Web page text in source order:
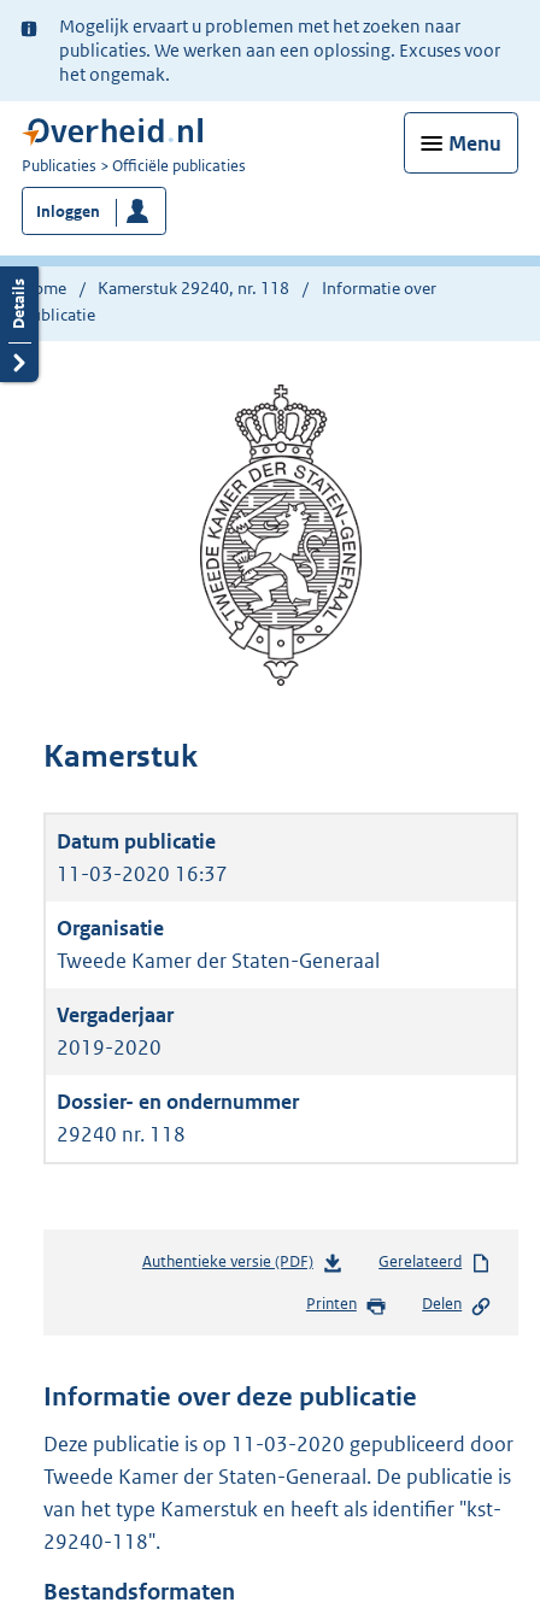
Ter
informatie:
Mogelijk ervaart u problemen met het zoeken naar
publicaties. We werken aan een oplossing. Excuses voor
het ongemak.
Menu
U
bent
nu
hier:
Publicaties Officiële publicaties
Inloggen
Home Kamerstuk 29240, nr. 118
Informatie over
publicatie
Kamerstuk
11-03-2020 16:37
Tweede Kamer der Staten-Generaal
2019-2020
29240 nr. 118
Authentieke versie (PDF)b
s
n
s
r
o
Gerelateerd
Printen Delen
Informatie over deze publicatie
Deze publicatie is op 11-03-2020 gepubliceerd door
Tweede Kamer der Staten-Generaal. De publicatie is
van het type Kamerstuk en heeft als identifier "kst-
29240-118".
Bestandsformaten